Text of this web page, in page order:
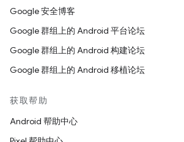
Google 安全博客
Google 群组上的 Android 平台论坛
Google 群组上的 Android 构建论坛
Google 群组上的 Android 移植论坛
获取帮助
Android 帮助中心